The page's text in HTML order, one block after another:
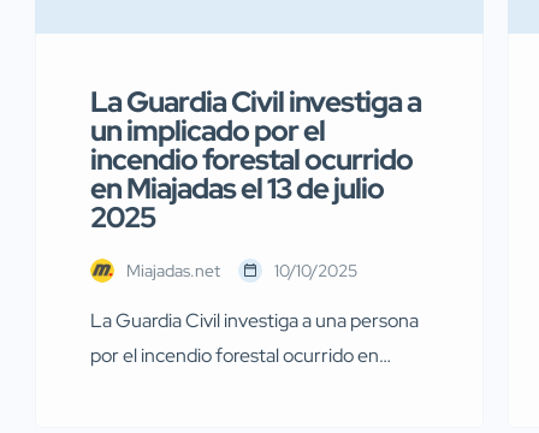
La Guardia Civil investiga a
un implicado por el
incendio forestal ocurrido
en Miajadas el 13 de julio
2025
Miajadas.net 10/10/2025
La Guardia Civil investiga a una persona
por el incendio forestal ocurrido en